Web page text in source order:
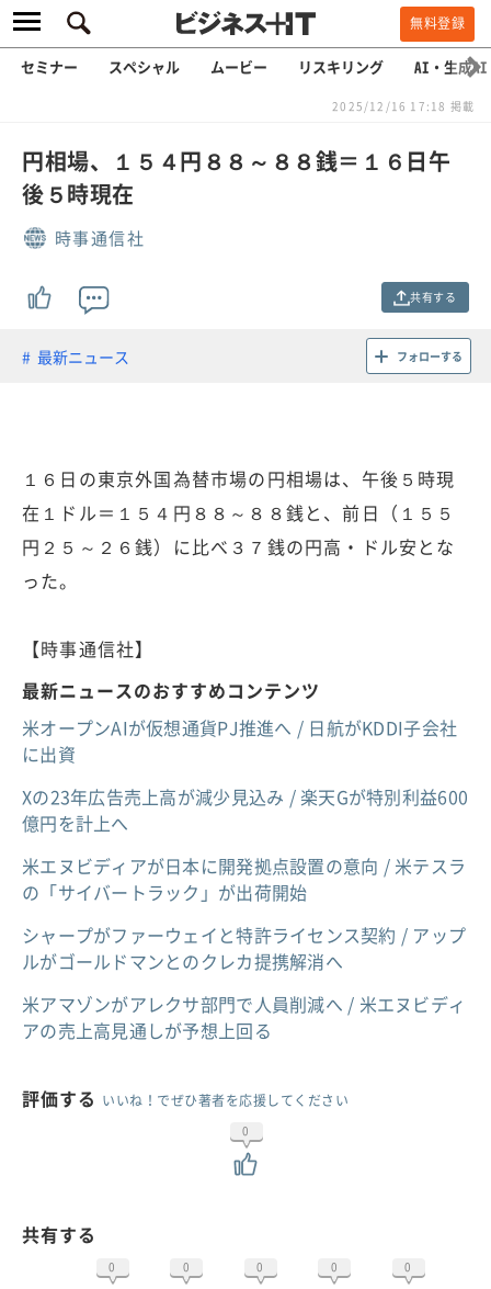
無料登録
セミナー スペシャル ムービー リスキリング AI・生成AI
2025/12/16 17:18 掲載
円相場、１５４円８８～８８銭＝１６日午
後５時現在
時事通信社
共有する
最新ニュース フォローする
１６日の東京外国為替市場の円相場は、午後５時現
在１ドル＝１５４円８８～８８銭と、前日（１５５
円２５～２６銭）に比べ３７銭の円高・ドル安とな
った。
【時事通信社】
最新ニュースのおすすめコンテンツ
米オープンAIが仮想通貨PJ推進へ / 日航がKDDI子会社
に出資
Xの23年広告売上高が減少見込み / 楽天Gが特別利益600
億円を計上へ
米エヌビディアが日本に開発拠点設置の意向 / 米テスラ
の「サイバートラック」が出荷開始
シャープがファーウェイと特許ライセンス契約 / アップ
ルがゴールドマンとのクレカ提携解消へ
米アマゾンがアレクサ部門で人員削減へ / 米エヌビディ
アの売上高見通しが予想上回る
評価する いいね！でぜひ著者を応援してください
0
共有する
0 0 0 0 0